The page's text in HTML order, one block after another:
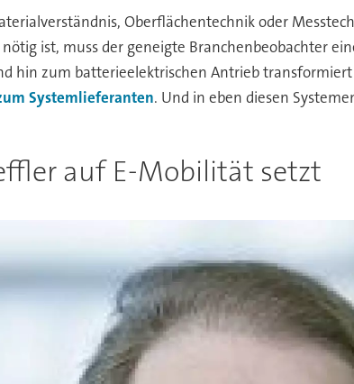
Oberflächentechnik oder
ist, muss der geneigte Branchenbeobachter
hin zum batterieelektrischen Antrieb
Systemlieferanten. Und in eben diesen
auf E-Mobilität setzt